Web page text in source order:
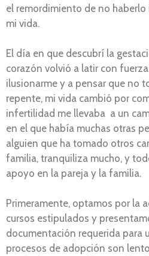
el remordimiento de no
mi vida.
El día en que descubrí la
corazón volvió a latir con
ilusionarme y a pensar que no
repente, mi vida cambió por
infertilidad me llevaba a un
en el que había muchas otras
alguien que ha tomado otros
familia, tranquiliza mucho, y
apoyo en la pareja y la familia.
Primeramente, optamos por la
cursos estipulados y
documentación requerida para
procesos de adopción son